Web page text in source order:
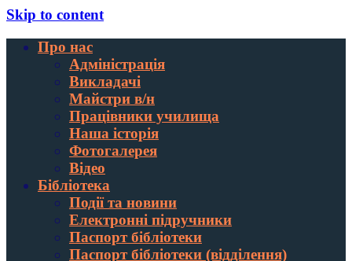
Skip to content
Про нас
Адміністрація
Викладачі
Майстри в/н
Працівники училища
Наша історія
Фотогалерея
Відео
Бібліотека
Події та новини
Електронні підручники
Паспорт бібліотеки
Паспорт бібліотеки (відділення)